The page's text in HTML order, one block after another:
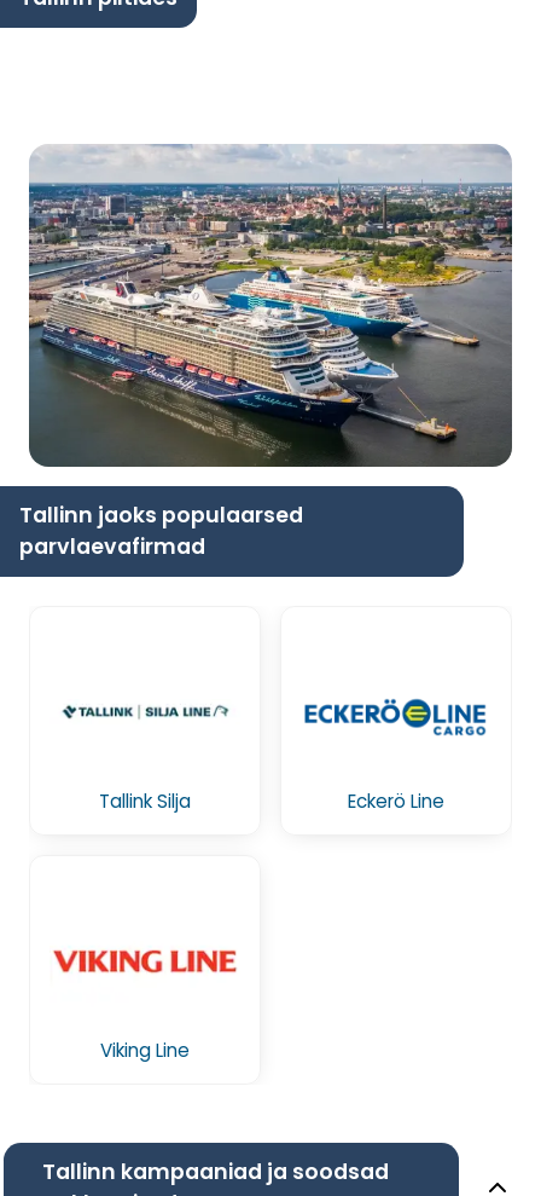
Tallinn jaoks populaarsed
parvlaevafirmad
Tallink Silja Eckerö Line
Viking Line
Tallinn kampaaniad ja soodsad